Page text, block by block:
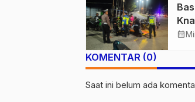
calendar_month
KOMENTAR (0)
Saat ini belum ada